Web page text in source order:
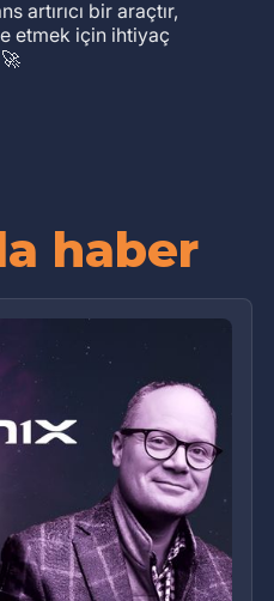
artırıcı bir araçtır,
etmek için ihtiyaç
haber